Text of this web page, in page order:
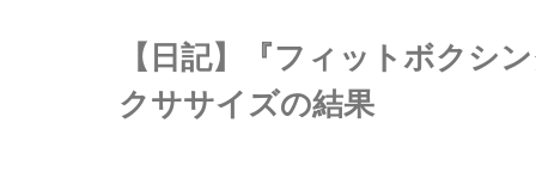
【日記】『フィットボクシ
クササイズの結果